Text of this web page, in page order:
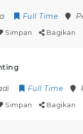
Full Time
Simpan Bagikan
Full Time
Simpan Bagikan